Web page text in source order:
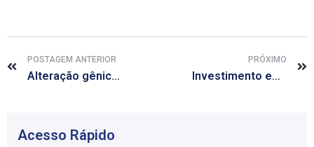
POSTAGEM ANTERIOR
Alteração gênica reduz índices de tumor em células-tronco, mostra estudo
PRÓXIMO
Investimento em vacinas é chave para reduzir DSTs, afirma OMS
Acesso Rápido